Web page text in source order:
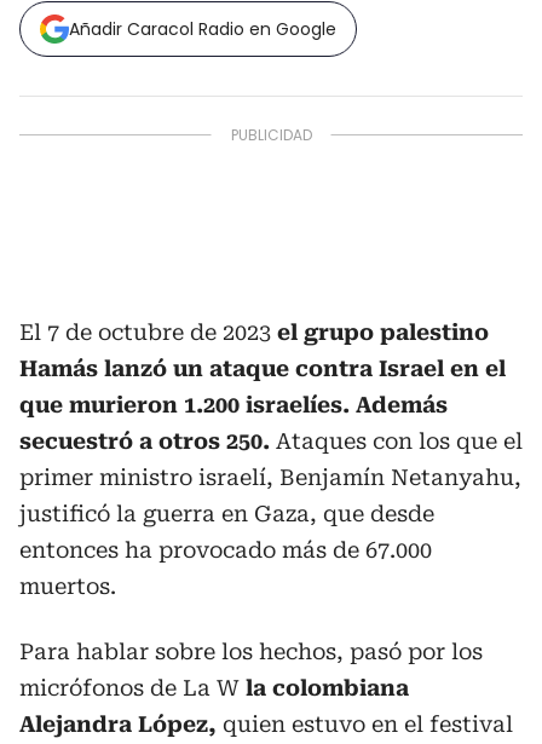
Añadir Caracol Radio en Google
El 7 de octubre de 2023 el grupo palestino
Hamás lanzó un ataque contra Israel en el
que murieron 1.200 israelíes. Además
secuestró a otros 250. Ataques con los que el
primer ministro israelí, Benjamín Netanyahu,
justificó la guerra en Gaza, que desde
entonces ha provocado más de 67.000
muertos.
Para hablar sobre los hechos, pasó por los
micrófonos de La W la colombiana
Alejandra López, quien estuvo en el festival